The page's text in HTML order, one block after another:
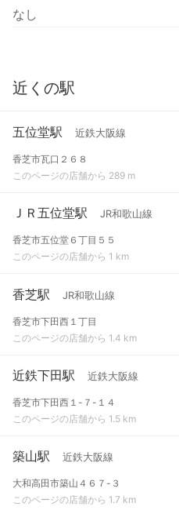
なし
近くの駅
五位堂駅 近鉄大阪線
香芝市瓦口２６８
このページの店舗から 289 m
ＪＲ五位堂駅 JR和歌山線
香芝市五位堂６丁目５５
このページの店舗から 1 km
香芝駅 JR和歌山線
香芝市下田西１丁目
このページの店舗から 1.4 km
近鉄下田駅 近鉄大阪線
香芝市下田西１-７-１４
このページの店舗から 1.5 km
築山駅 近鉄大阪線
大和高田市築山４６７-３
このページの店舗から 1.7 km